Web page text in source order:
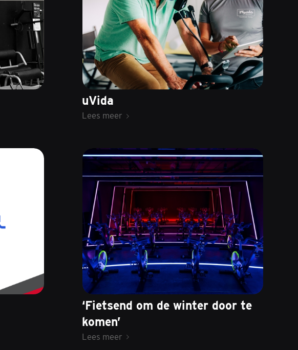
uVida
Lees meer
‘Fietsend om de winter door te
komen’
Lees meer